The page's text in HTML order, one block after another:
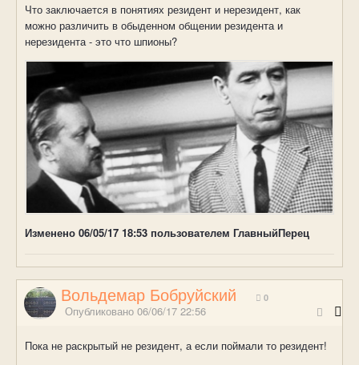
Что заключается в понятиях резидент и нерезидент, как
можно различить в обыденном общении резидента и
нерезидента - это что шпионы?
Изменено 06/05/17 18:53 пользователем ГлавныйПерец
Вольдемар Бобруйский 0
Опубликовано 06/06/17 22:56
Пока не раскрытый не резидент, а если поймали то резидент!